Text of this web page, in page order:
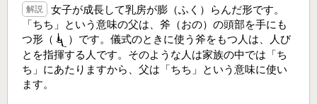
解説
女子が成長して乳房が膨（ふく）らんだ形です。
「ちち」という意味の父は、斧（おの）の頭部を手にも
つ形（
）です。儀式のときに使う斧をもつ人は、人び
とを指揮する人です。そのような人は家族の中では「ち
ち」にあたりますから、父は「ちち」という意味に使い
ます。